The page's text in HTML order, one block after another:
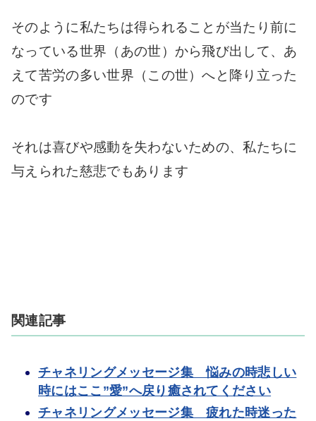
そのように私たちは得られることが当たり前に
なっている世界（あの世）から飛び出して、あ
えて苦労の多い世界（この世）へと降り立った
のです
それは喜びや感動を失わないための、私たちに
与えられた慈悲でもあります
関連記事
チャネリングメッセージ集 悩みの時悲しい
時にはここ”愛”へ戻り癒されてください
チャネリングメッセージ集 疲れた時迷った